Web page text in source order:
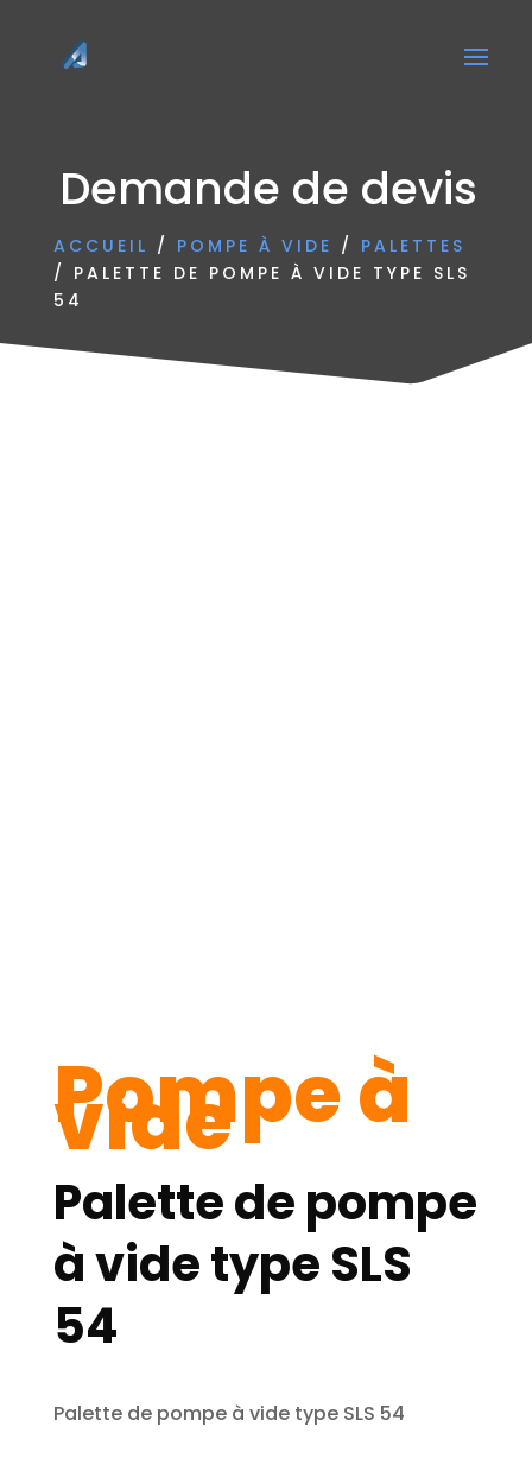
Demande de devis
ACCUEIL / POMPE À VIDE / PALETTES
/ PALETTE DE POMPE À VIDE TYPE SLS
54
Pompe à
vide
Palette de pompe
à vide type SLS
54
Palette de pompe à vide type SLS 54